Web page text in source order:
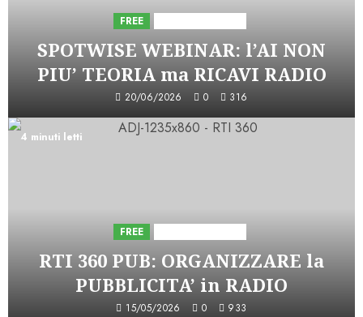
FREE
SPOTWISE WEBINAR: l’AI NON
PIU’ TEORIA ma RICAVI RADIO
20/06/2026 0 316
4 minuti letti
FREE
RTI 360 PUB: ORGANIZZARE la
PUBBLICITA’ in RADIO
15/05/2026 0 933